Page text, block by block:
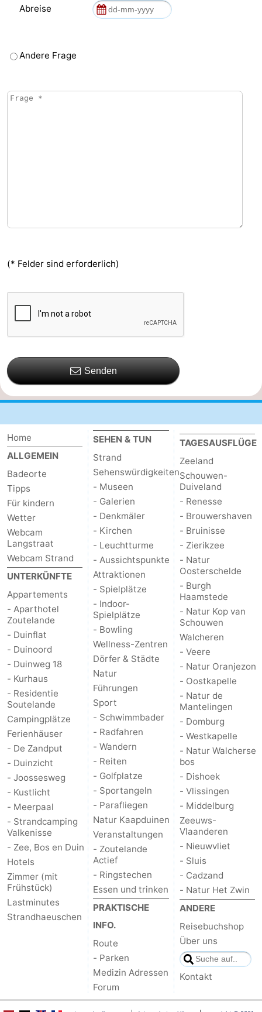
Abreise
Andere Frage
(* Felder sind erforderlich)
Senden
Home
ALLGEMEIN
Badeorte
Tipps
Für kindern
Wetter
Webcam
Langstraat
Webcam Strand
UNTERKÜNFTE
Appartements
- Aparthotel
Zoutelande
- Duinflat
- Duinoord
- Duinweg 18
- Kurhaus
- Residentie
Soutelande
Campingplätze
Ferienhäuser
- De Zandput
- Duinzicht
- Joossesweg
- Kustlicht
- Meerpaal
- Strandcamping
Valkenisse
- Zee, Bos en Duin
Hotels
Zimmer (mit
Frühstück)
Lastminutes
Strandhaeuschen
SEHEN & TUN
Strand
Sehenswürdigkeiten
- Museen
- Galerien
- Denkmäler
- Kirchen
- Leuchtturme
- Aussichtspunkte
Attraktionen
- Spielplätze
- Indoor-
Spielplätze
- Bowling
Wellness-Zentren
Dörfer & Städte
Natur
Führungen
Sport
- Schwimmbader
- Radfahren
- Wandern
- Reiten
- Golfplatze
- Sportangeln
- Parafliegen
Natur Kaapduinen
Veranstaltungen
- Zoutelande
Actief
- Ringstechen
Essen und trinken
PRAKTISCHE
INFO.
Route
- Parken
Medizin Adressen
Forum
TAGESAUSFLÜGE
Zeeland
Schouwen-
Duiveland
- Renesse
- Brouwershaven
- Bruinisse
- Zierikzee
- Natur
Oosterschelde
- Burgh
Haamstede
- Natur Kop van
Schouwen
Walcheren
- Veere
- Natur Oranjezon
- Oostkapelle
- Natur de
Mantelingen
- Domburg
- Westkapelle
- Natur Walcherse
bos
- Dishoek
- Vlissingen
- Middelburg
Zeeuws-
Vlaanderen
- Nieuwvliet
- Sluis
- Cadzand
- Natur Het Zwin
ANDERE
Reisebuchshop
Über uns
Kontakt